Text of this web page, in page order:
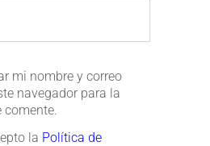
mi nombre y correo
navegador para la
comente.
la Política de